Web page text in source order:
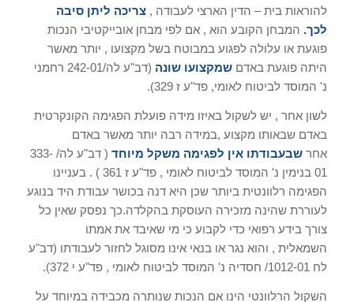
להוראות בית – הדין הארצי לעבודה , צריכה ליתן סיבה
לכך. המבחן הקובע הוא , אם לפי מבחן אובייקטיבי הנכות
פוגעת או עלולה לפגוע במבוטח בשל מקצועו , יותר מאשר
היתה פוגעת באדם שמקצועו שונה
(דב"ע לה/242-01 רחמני
נ' המוסד לביטוח לאומי, פד"ע ז 329).
לשון אחר , יש לשקול באיזו מידה פועלת הפגימה הקונקרטית
באדם שבאותו מקצוע ,במידה רבה יותר מאשר באדם
אחר שבעבודתו אין לפגימה משקל מיוחד
( דב"ע לה/ 333-
01 בנימין נ' המוסד לביטוח לאומי , פד"ע ז 361 ) . בעניינו
הפגימה רלוונטית ביותר שכן היא דנה בכושר עבודת היד בנוגע
לעוררת שהינה מזכירה העוסקת בהקלדה.כך נפסק שאין כל
צורך בידע רפואי כדי לקבוע כי מי שאיבד את אמתו
השמאלית , והוא נגר או בנאי אינו מסוגל לחזור לעבודתו (דב"ע
לח 1012-01/ חסדיה נ' המוסד לביטוח לאומי , פד"ע י 372).
השקול הרלוונטי הינו אם הנכות שנותרה מכבידה במיוחד על